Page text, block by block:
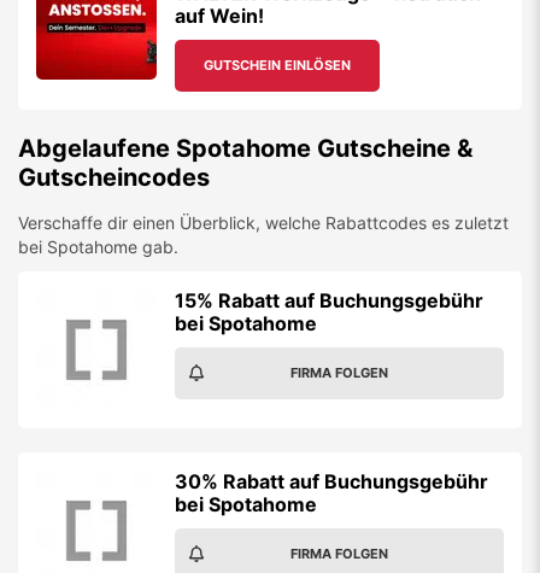
auf Wein!
GUTSCHEIN EINLÖSEN
Abgelaufene Spotahome Gutscheine &
Gutscheincodes
Verschaffe dir einen Überblick, welche Rabattcodes es zuletzt
bei Spotahome gab.
15% Rabatt auf Buchungsgebühr
bei Spotahome
FIRMA FOLGEN
30% Rabatt auf Buchungsgebühr
bei Spotahome
FIRMA FOLGEN